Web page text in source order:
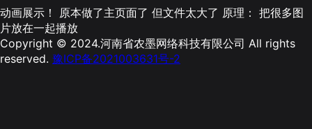
动画展示！ 原本做了主页面了 但文件太大了 原理： 把很多图
片放在一起播放
Copyright © 2024.河南省农墨网络科技有限公司 All rights
reserved. 豫ICP备2021003631号-2